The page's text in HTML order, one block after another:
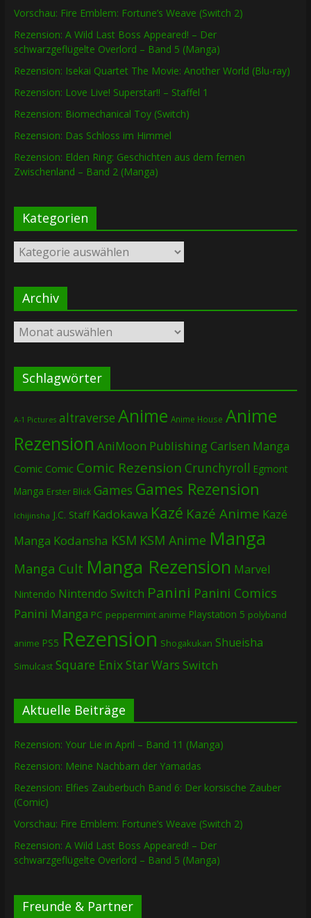
Vorschau: Fire Emblem: Fortune’s Weave (Switch 2)
Rezension: A Wild Last Boss Appeared! – Der
schwarzgeflügelte Overlord – Band 5 (Manga)
Rezension: Isekai Quartet The Movie: Another World (Blu-ray)
Rezension: Love Live! Superstar!! – Staffel 1
Rezension: Biomechanical Toy (Switch)
Rezension: Das Schloss im Himmel
Rezension: Elden Ring: Geschichten aus dem fernen
Zwischenland – Band 2 (Manga)
Kategorien
Kategorien
Archiv
Archiv
Schlagwörter
A-1 Pictures altraverse Anime Anime House Anime
Rezension AniMoon PublishingCarlsen Manga
Comic Comic Comic Rezension Crunchyroll Egmont
Manga Erster Blick Games Games Rezension
Ichijinsha J.C. Staff Kadokawa Kazé Kazé Anime Kazé
Manga Kodansha KSM KSM Anime Manga
Manga Cult Manga Rezension Marvel
Nintendo Nintendo Switch Panini Panini Comics
Panini Manga PC peppermint anime Playstation 5 polyband
anime PS5 Rezension Shogakukan Shueisha
Simulcast Square EnixStar Wars Switch
Aktuelle Beiträge
Rezension: Your Lie in April – Band 11 (Manga)
Rezension: Meine Nachbarn der Yamadas
Rezension: Elfies Zauberbuch Band 6: Der korsische Zauber
(Comic)
Vorschau: Fire Emblem: Fortune’s Weave (Switch 2)
Rezension: A Wild Last Boss Appeared! – Der
schwarzgeflügelte Overlord – Band 5 (Manga)
Freunde & Partner